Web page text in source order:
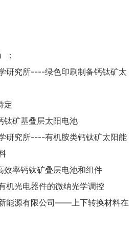
：
研究所----绿色印刷制备钙钛矿太
定
矿基叠层太阳电池
研究所----有机胺类钙钛矿太阳能
率钙钛矿叠层电池和组件
光电器件的微纳光学调控
能源有限公司——上下转换材料在